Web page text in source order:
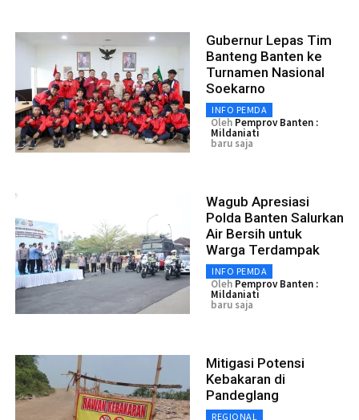
Gubernur Lepas Tim
Banteng Banten ke
Turnamen Nasional
Soekarno
INFO PEMDA
Oleh Pemprov Banten :
Mildaniati
baru saja
Wagub Apresiasi
Polda Banten Salurkan
Air Bersih untuk
Warga Terdampak
INFO PEMDA
Oleh Pemprov Banten :
Mildaniati
baru saja
Mitigasi Potensi
Kebakaran di
Pandeglang
REGIONAL